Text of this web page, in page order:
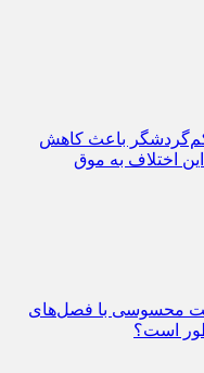
کم‌گردشگر باعث کاهش
اختلاف به موق
محسوسی با فصل‌های
است؟